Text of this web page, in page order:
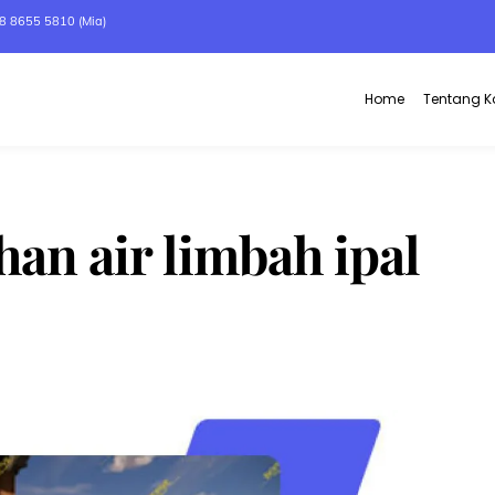
8655 5810 (Mia)
Home Tentang
air limbah ipal